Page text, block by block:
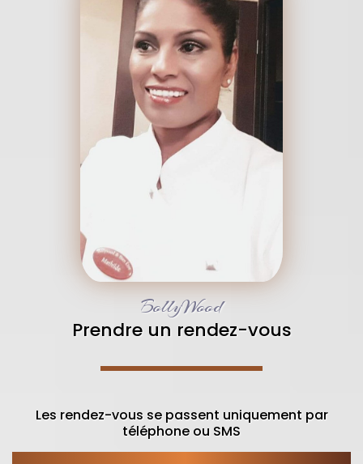
BollyWood
Prendre un rendez-vous
Les rendez-vous se passent uniquement par
téléphone ou SMS